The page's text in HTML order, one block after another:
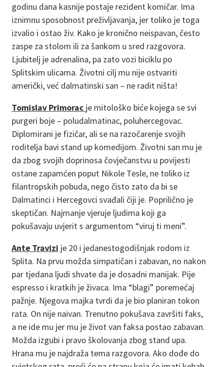
godinu dana kasnije postaje rezident komičar. Ima
iznimnu sposobnost preživljavanja, jer toliko je toga
izvalio i ostao živ. Kako je kronično neispavan, često
zaspe za stolom ili za šankom u sred razgovora.
Ljubitelj je adrenalina, pa zato vozi biciklu po
Splitskim ulicama. Životni cilj mu nije ostvariti
američki, već dalmatinski san – ne radit ništa!
Tomislav Primorac je mitološko biće kojega se svi
purgeri boje – poludalmatinac, poluhercegovac.
Diplomirani je fizičar, ali se na razočarenje svojih
roditelja bavi stand up komedijom. Životni san mu je
da zbog svojih doprinosa čovječanstvu u povijesti
ostane zapamćen poput Nikole Tesle, ne toliko iz
filantropskih pobuda, nego čisto zato da bi se
Dalmatinci i Hercegovci svađali čiji je. Poprilično je
skeptičan. Najmanje vjeruje ljudima koji ga
pokušavaju uvjerit s argumentom “viruj ti meni”.
Ante Travizi je 20 i jedanestogodišnjak rodom iz
Splita. Na prvu možda simpatičan i zabavan, no nakon
par tjedana ljudi shvate da je dosadni manijak. Pije
espresso i kratkih je živaca. Ima “blagi” poremećaj
pažnje. Njegova majka tvrdi da je bio planiran tokon
rata. On nije naivan. Trenutno pokušava završiti faks,
a ne ide mu jer mu je život van faksa postao zabavan.
Možda izgubi i pravo školovanja zbog stand upa.
Hrana mu je najdraža tema razgovora. Ako dođe do